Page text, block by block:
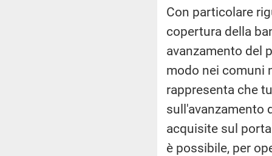
Con particolare
copertura della
avanzamento del
modo nei comuni
rappresenta che
sull'avanzamento
acquisite sul
è possibile, per